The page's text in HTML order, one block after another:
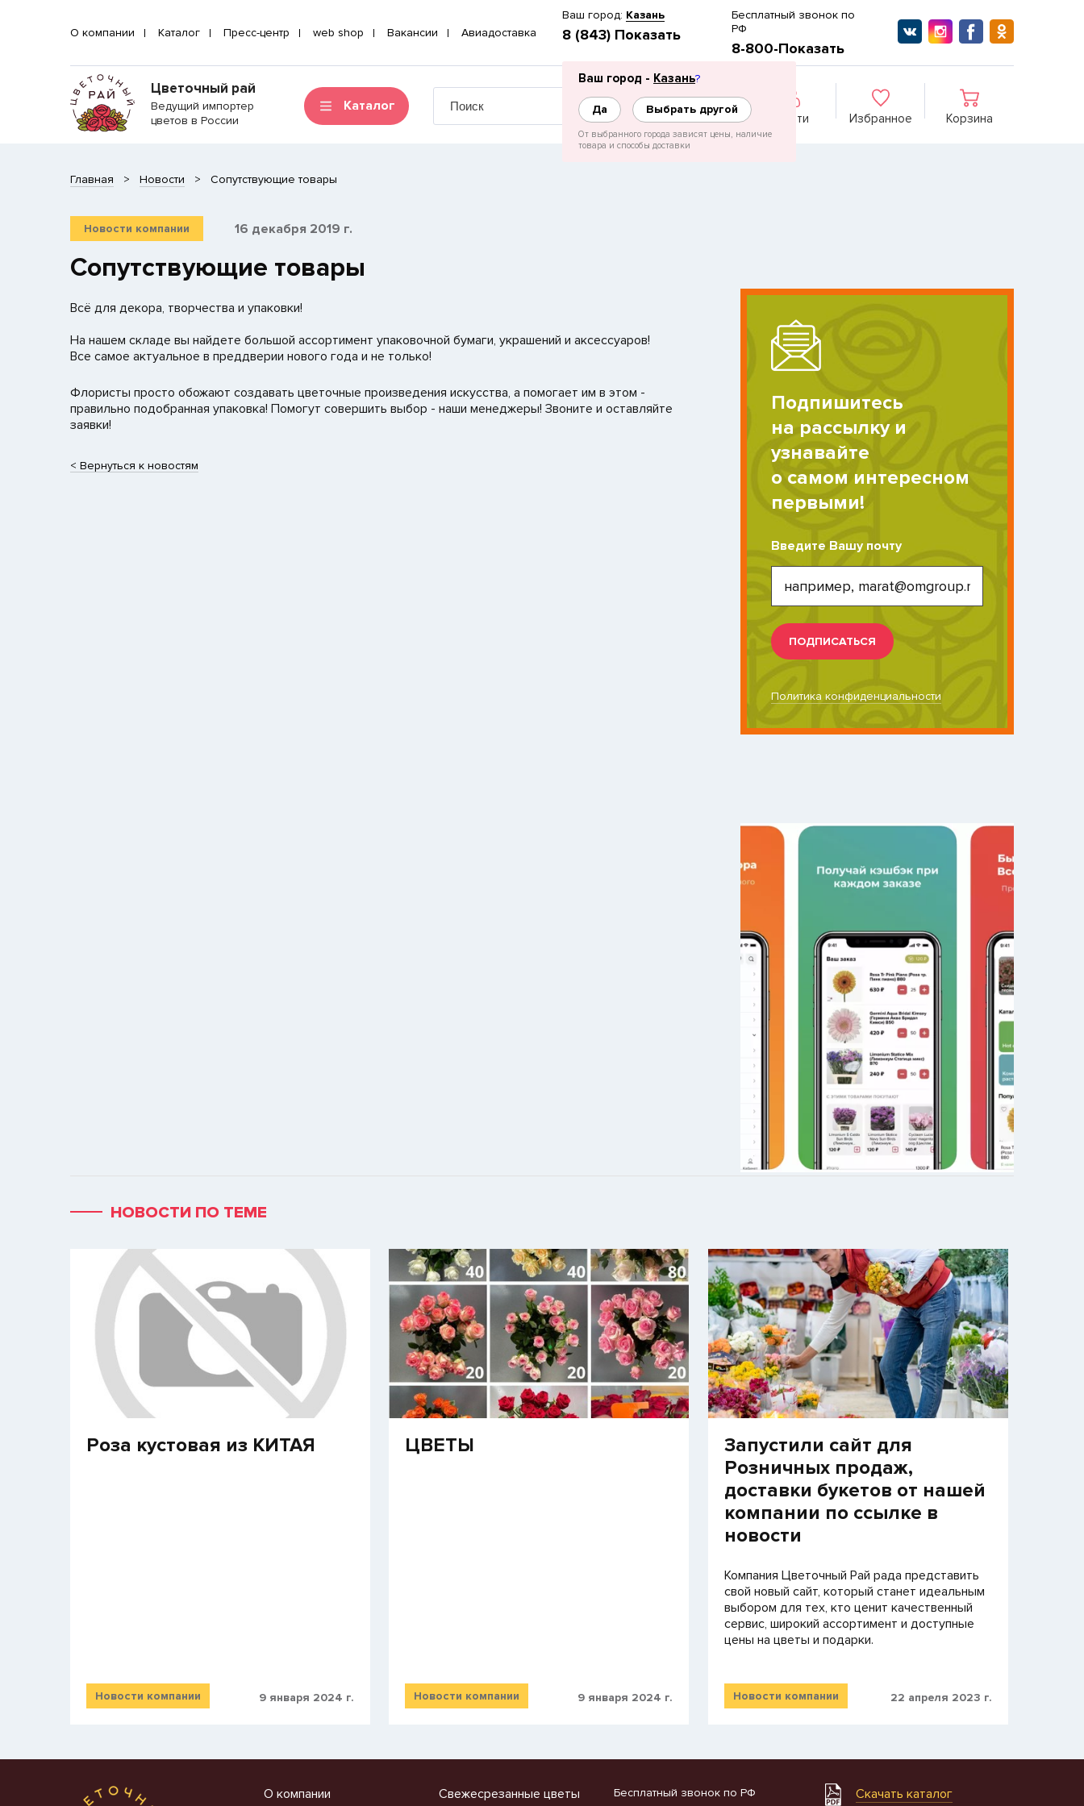
О компании Каталог Пресс-центр web shop Вакансии Авиадоставка
Ваш город: Казань
Ваш город - Казань?
Да Выбрать другой
От выбранного города зависят цены, наличие
товара и способы доставки
8 (843) Показать
Бесплатный звонок по
РФ
8-800-Показать
Цветочный рай
Ведущий импортер
цветов в России
Каталог
Войти Избранное Корзина
Главная Новости Сопутствующие товары
Новости компании 16 декабря 2019 г.
Сопутствующие товары
Всё для декора, творчества и упаковки!
На нашем складе вы найдете большой ассортимент упаковочной бумаги, украшений и аксессуаров!
Все самое актуальное в преддверии нового года и не только!
Флористы просто обожают создавать цветочные произведения искусства, а помогает им в этом -
правильно подобранная упаковка! Помогут совершить выбор - наши менеджеры! Звоните и оставляйте
заявки!
< Вернуться к новостям
Подпишитесь
на рассылку и
узнавайте
о самом интересном
первыми!
Введите Вашу почту
ПОДПИСАТЬСЯ
Политика конфиденциальности
НОВОСТИ ПО ТЕМЕ
Роза кустовая из КИТАЯ
Новости компании 9 января 2024 г.
​ЦВЕТЫ
Новости компании 9 января 2024 г.
Запустили сайт для
Розничных продаж,
доставки букетов от нашей
компании по ссылке в
новости
Компания Цветочный Рай рада представить
свой новый сайт, который станет идеальным
выбором для тех, кто ценит качественный
сервис, широкий ассортимент и доступные
цены на цветы и подарки.
Новости компании 22 апреля 2023 г.
О компании Свежесрезанные цветы Бесплатный звонок по РФ Скачать каталог